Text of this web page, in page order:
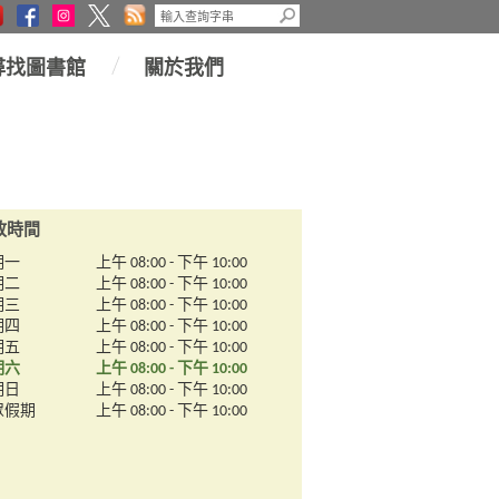
找圖書館 關於我們
時間
一
上午 08:00 - 下午 10:00
二
上午 08:00 - 下午 10:00
三
上午 08:00 - 下午 10:00
四
上午 08:00 - 下午 10:00
五
上午 08:00 - 下午 10:00
六
上午 08:00 - 下午 10:00
上午 08:00 - 下午 10:00
假期
上午 08:00 - 下午 10:00